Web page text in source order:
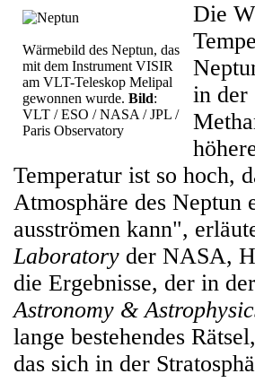
Wärmebild des Neptun, das
mit dem Instrument VISIR
am VLT-Teleskop Melipal
gewonnen wurde. Bild:
VLT / ESO / NASA / JPL /
Paris Observatory
Die
in der
Temperatur ist so hoch,
Atmosphäre des
ausströmen kann",
Laboratory der NASA,
die Ergebnisse, der in
Astronomy &
lange bestehendes
das sich in der